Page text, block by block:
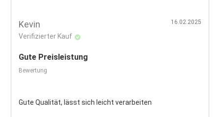
Kevin
Verifizierter Kauf
16.02.2025
Gute Preisleistung
Bewertung
Gute Qualität, lässt sich leicht verarbeiten